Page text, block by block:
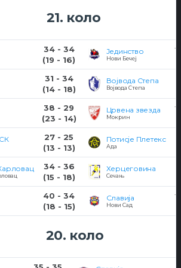
21. коло
34 - 34
(19 - 16)
Јединство
Нови Бечеј
31 - 34
(14 - 18)
Војвода Степа
Војвода Степа
38 - 29
(23 - 14)
Црвена звезда
Мокрин
27 - 25
(13 - 13)
Потисје Плетекс
Ада
34 - 36
(15 - 18)
Херцеговина
Сечањ
40 - 34
(18 - 15)
Славија
Нови Сад
20. коло